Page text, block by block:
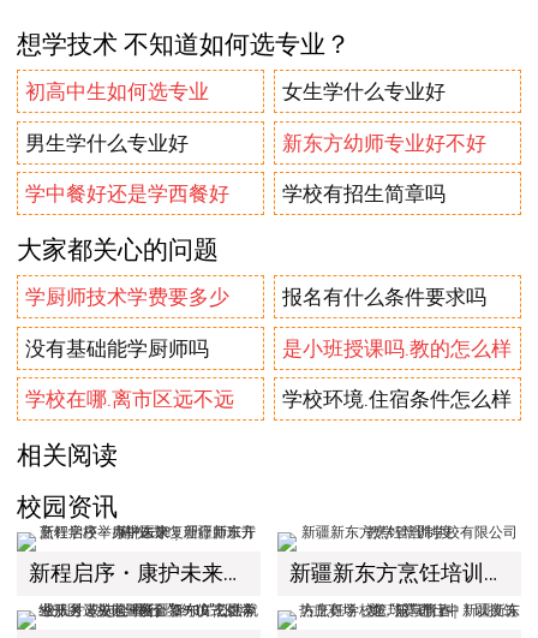
想学技术 不知道如何选专业？
初高中生如何选专业 女生学什么专业好
男生学什么专业好 新东方幼师专业好不好
学中餐好还是学西餐好 学校有招生简章吗
大家都关心的问题
学厨师技术学费要多少 报名有什么条件要求吗
没有基础能学厨师吗 是小班授课吗.教的怎么样
学校在哪.离市区远不远 学校环境.住宿条件怎么样
相关阅读
校园资讯
新程启序・康护未来｜新疆新东方烹饪学校举办中医康复理疗师班开幕仪式！ 新疆新东方烹饪培训学校有限公司教学管理制度